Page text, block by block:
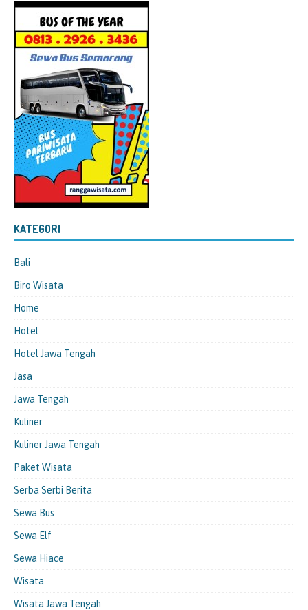
KATEGORI
Bali
Biro Wisata
Home
Hotel
Hotel Jawa Tengah
Jasa
Jawa Tengah
Kuliner
Kuliner Jawa Tengah
Paket Wisata
Serba Serbi Berita
Sewa Bus
Sewa Elf
Sewa Hiace
Wisata
Wisata Jawa Tengah